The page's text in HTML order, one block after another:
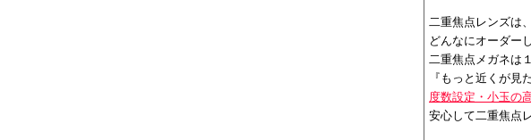
二重焦点レンズは
どんなにオーダー
二重焦点メガネは
『もっと近くが
度数設定・小玉の
安心して二重焦点